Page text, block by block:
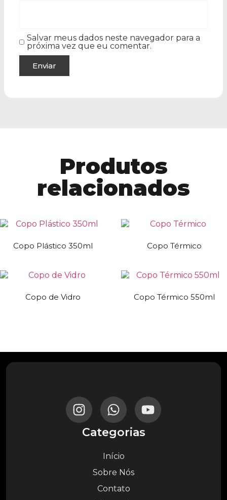
Salvar meus dados neste navegador para a
próxima vez que eu comentar.
Produtos
relacionados
Copo Plástico 350ml Copo Térmico
Copo de Vidro Copo Térmico 550ml
Categorias
Início
Sobre Nós
Contato